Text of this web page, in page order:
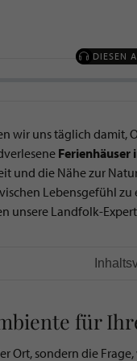
DIESEN
wir uns täglich damit,
Ferienhäuser
und die Nähe zur
Lebensgefühl
unsere Landfolk-
für
Ort, sondern die